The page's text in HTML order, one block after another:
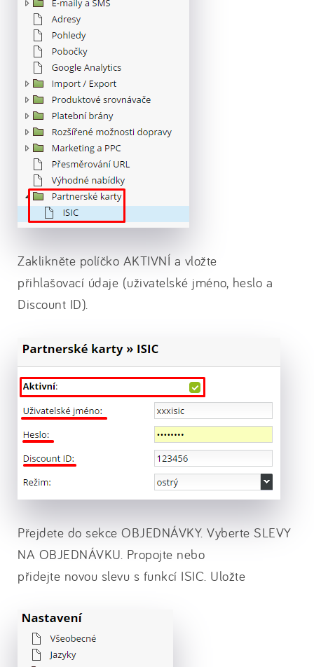
Zaklikněte políčko AKTIVNÍ a vložte
přihlašovací údaje (uživatelské jméno, heslo a
Discount ID).
Přejdete do sekce OBJEDNÁVKY. Vyberte SLEVY
NA OBJEDNÁVKU. Propojte nebo
přidejte novou slevu s funkcí ISIC. Uložte